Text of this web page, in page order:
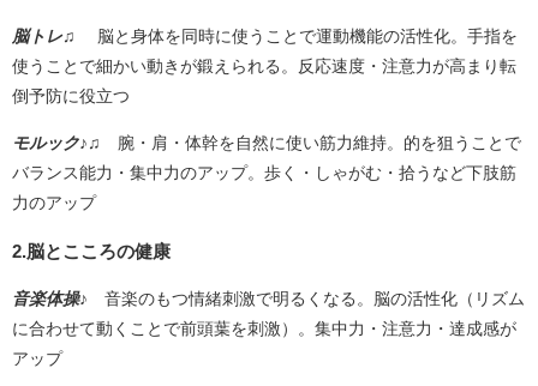
脳トレ♫
脳と身体を同時に使うことで運動機能の活性化。手指を
使うことで細かい動きが鍛えられる。反応速度・注意力が高まり転
倒予防に役立つ
モルック♪♫
腕・肩・体幹を自然に使い筋力維持。的を狙うことで
バランス能力・集中力のアップ。歩く・しゃがむ・拾うなど下肢筋
力のアップ
2.脳とこころの健康
音楽体操♪
音楽のもつ情緒刺激で明るくなる。脳の活性化（リズム
に合わせて動くことで前頭葉を刺激）。集中力・注意力・達成感が
アップ